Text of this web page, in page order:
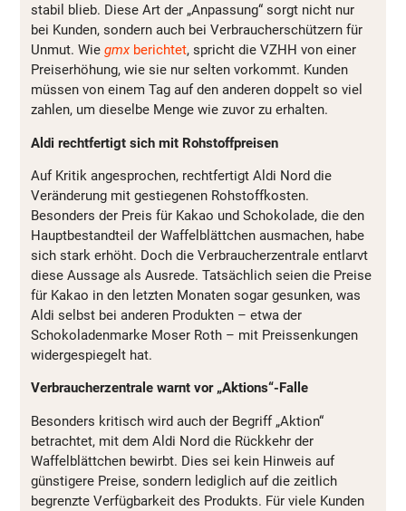
stabil blieb. Diese Art der „Anpassung“ sorgt nicht nur
bei Kunden, sondern auch bei Verbraucherschützern für
Unmut. Wie gmxberichtet, spricht die VZHH von einer
Preiserhöhung, wie sie nur selten vorkommt. Kunden
müssen von einem Tag auf den anderen doppelt so viel
zahlen, um dieselbe Menge wie zuvor zu erhalten.
Aldi rechtfertigt sich mit Rohstoffpreisen
Auf Kritik angesprochen, rechtfertigt Aldi Nord die
Veränderung mit gestiegenen Rohstoffkosten.
Besonders der Preis für Kakao und Schokolade, die den
Hauptbestandteil der Waffelblättchen ausmachen, habe
sich stark erhöht. Doch die Verbraucherzentrale entlarvt
diese Aussage als Ausrede. Tatsächlich seien die Preise
für Kakao in den letzten Monaten sogar gesunken, was
Aldi selbst bei anderen Produkten – etwa der
Schokoladenmarke Moser Roth – mit Preissenkungen
widergespiegelt hat.
Verbraucherzentrale warnt vor „Aktions“-Falle
Besonders kritisch wird auch der Begriff „Aktion“
betrachtet, mit dem Aldi Nord die Rückkehr der
Waffelblättchen bewirbt. Dies sei kein Hinweis auf
günstigere Preise, sondern lediglich auf die zeitlich
begrenzte Verfügbarkeit des Produkts. Für viele Kunden